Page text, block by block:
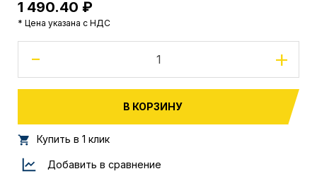
1 490.40 ₽
* Цена указана с НДС
- +
В КОРЗИНУ
Купить в 1 клик
Добавить в сравнение